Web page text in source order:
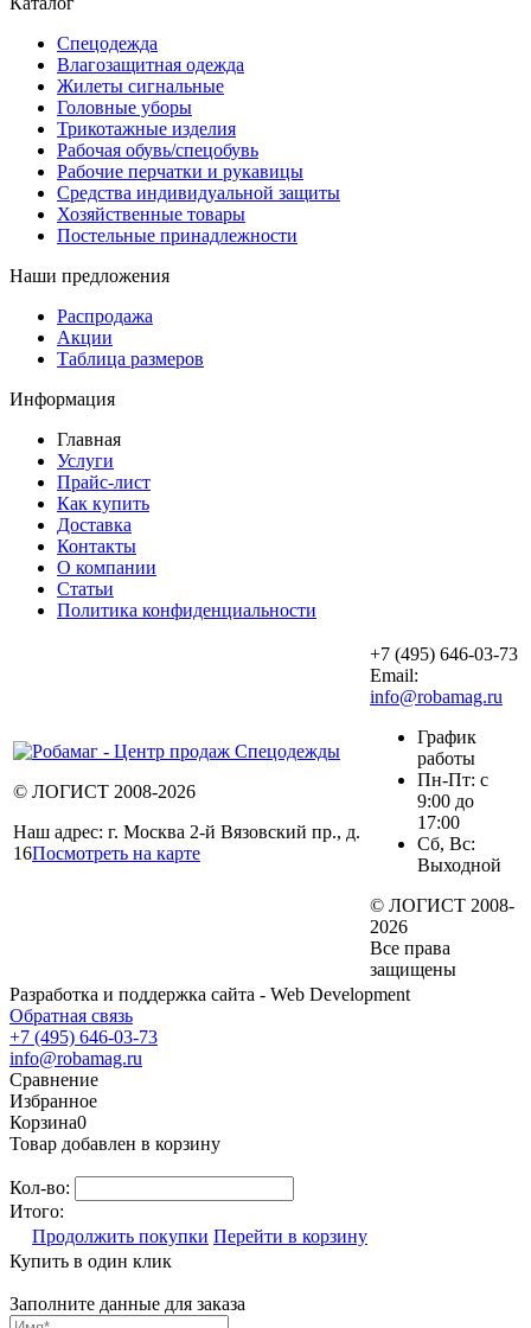
Спецодежда
Влагозащитная одежда
Жилеты сигнальные
Головные уборы
Трикотажные изделия
Рабочая обувь/спецобувь
Рабочие перчатки и рукавицы
Средства индивидуальной защиты
Хозяйственные товары
Постельные принадлежности
Наши предложения
Распродажа
Акции
Таблица размеров
Информация
Главная
Услуги
Прайс-лист
Как купить
Доставка
Контакты
О компании
Статьи
Политика конфиденциальности
© ЛОГИСТ 2008-2026
Наш адрес: г. Москва 2-й Вязовский пр., д.
16Посмотреть на карте
+7 (495) 646-03-73
Email:
info@robamag.ru
График
работы
Пн-Пт: с
9:00 до
17:00
Сб, Вс:
Выходной
© ЛОГИСТ 2008-
2026
Все права
защищены
Разработка и поддержка сайта - Web Development
Обратная связь
+7 (495) 646-03-73
info@robamag.ru
Сравнение
Избранное
Корзина0
Товар добавлен в корзину
Кол-во:
Итого:
Продолжить покупки Перейти в корзину
Купить в один клик
Заполните данные для заказа